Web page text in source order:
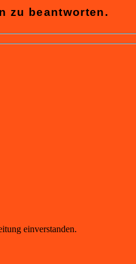
zu beantworten.
einverstanden.